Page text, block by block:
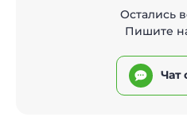
Остались
Пишите
Чат